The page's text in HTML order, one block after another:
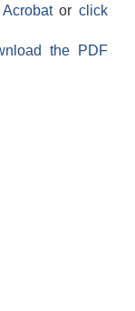
Acrobatorclick
the PDF